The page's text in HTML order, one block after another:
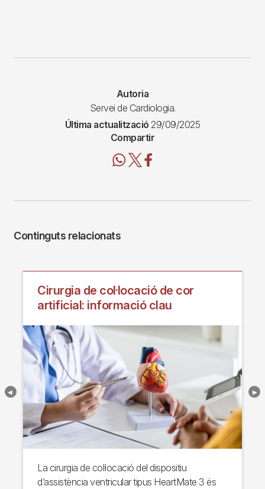
Autoria
Servei de Cardiologia.
Última actualització 29/09/2025
Compartir
Continguts relacionats
Cirurgia de col·locació de cor
artificial: informació clau
La cirurgia de col·locació del dispositiu
d’assistència ventricular tipus HeartMate 3 és